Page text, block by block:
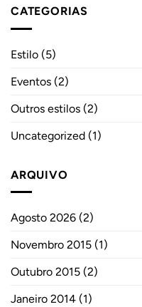
CATEGORIAS
Estilo (5)
Eventos (2)
Outros estilos (2)
Uncategorized (1)
ARQUIVO
Agosto 2026 (2)
Novembro 2015 (1)
Outubro 2015 (2)
Janeiro 2014 (1)